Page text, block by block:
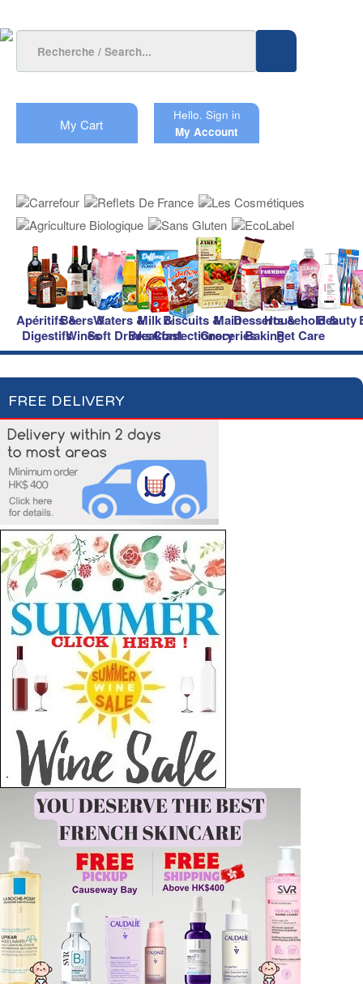
My Cart
Hello. Sign in
My Account
Apéritifs &
Digestifs
Beers &
Wines
Waters &
Soft Drinks
Milk &
Breakfast
Biscuits &
Confectionery
Main
Groceries
Desserts &
Baking
Household &
Pet Care
Beauty
FREE DELIVERY